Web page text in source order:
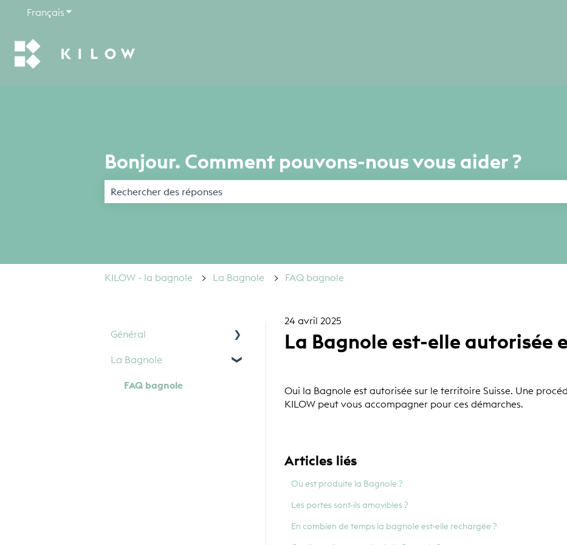
Français Afficher le sous-menu pour les traductions
Bonjour. Comment pouvons-nous vous aider ?
KILOW - la bagnole La Bagnole FAQ bagnole
24 avril 2025
La Bagnole est-elle autorisée
Oui la Bagnole est autorisée sur le territoire Suisse. Une
KILOW peut vous accompagner pour ces démarches.
Articles liés
Où est produite la Bagnole ?
Les portes sont-ils amovibles ?
En combien de temps la bagnole est-elle rechargée ?
Général
Paiement
La Bagnole
FAQ bagnole